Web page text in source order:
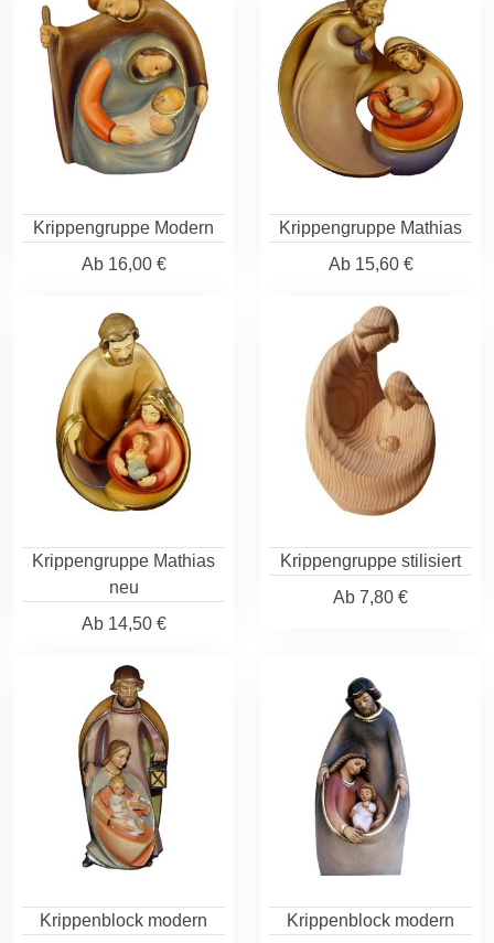
Krippengruppe Modern
Ab16,00 €
Krippengruppe Mathias
Ab15,60 €
Krippengruppe Mathias
neu
Ab14,50 €
Krippengruppe stilisiert
Ab 7,80 €
Krippenblock modern
Krippenblock modern